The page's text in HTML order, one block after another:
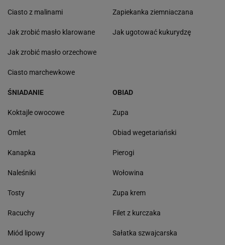
Ciasto z malinami
Jak zrobić masło klarowane
Jak zrobić masło orzechowe
Ciasto marchewkowe
Zapiekanka ziemniaczana
Jak ugotować kukurydzę
ŚNIADANIE
Koktajle owocowe
Omlet
Kanapka
Naleśniki
Tosty
Racuchy
Miód lipowy
OBIAD
Zupa
Obiad wegetariański
Pierogi
Wołowina
Zupa krem
Filet z kurczaka
Sałatka szwajcarska